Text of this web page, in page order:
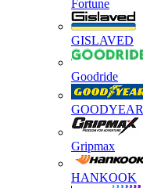
Fortune
GISLAVED
Goodride
GOODYEAR
Gripmax
HANKOOK